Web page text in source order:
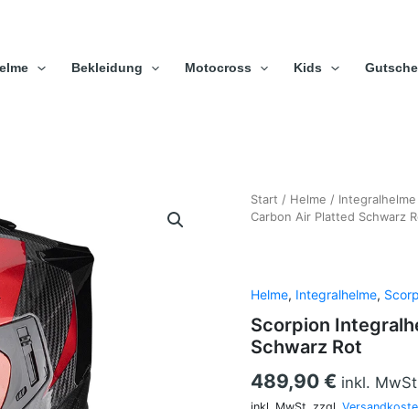
Bekleidung Motocross Kids
Start / Helme / Integralhelme
Carbon Air Platted Schwarz
Helme, Integralhelme,
Scorpion
Schwarz Rot
489,90 € inkl. MwSt
Scorpion
Integralhelm
Air
Schwarz
Rot